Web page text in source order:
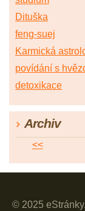
Dituška
feng-suej
Karmická
povídání s
detoxikace
Archiv
<<
© 2025